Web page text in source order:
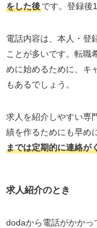
をした後です。登録後
電話内容は、本人・登
ことが多いです。転職
めに始めるために、キ
もあるでしょう。
求人を紹介しやすい専
績を作るためにも早め
までは定期的に連絡が
求人紹介のとき
dodaから電話がかかっ